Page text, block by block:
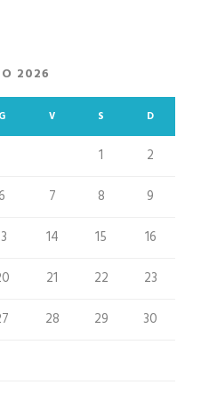
2026
G V S D
1
2
6 7 8
9
14 15
16
21 22
23
28 29
30